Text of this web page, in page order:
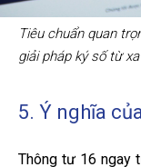
Tiêu chuẩn quan
giải pháp ký số từ xa
5. Ý nghĩa
Thông tư 16 ngay